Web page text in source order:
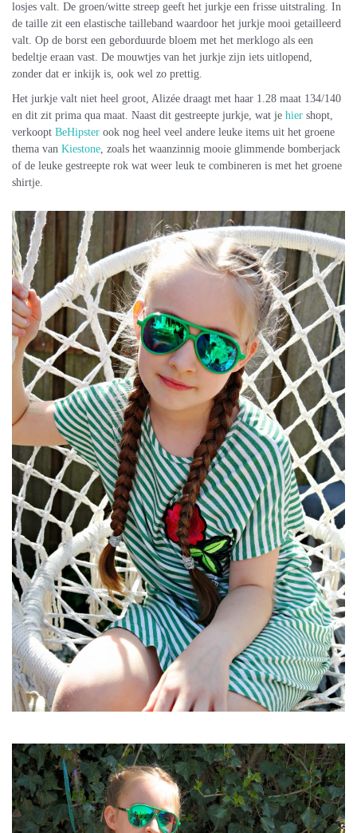
losjes valt. De groen/witte streep geeft het jurkje een frisse uitstraling. In
de taille zit een elastische tailleband waardoor het jurkje mooi getailleerd
valt. Op de borst een geborduurde bloem met het merklogo als een
bedeltje eraan vast. De mouwtjes van het jurkje zijn iets uitlopend,
zonder dat er inkijk is, ook wel zo prettig.
Het jurkje valt niet heel groot, Alizée draagt met haar 1.28 maat 134/140
en dit zit prima qua maat. Naast dit gestreepte jurkje, wat je hier shopt,
verkoopt BeHipster ook nog heel veel andere leuke items uit het groene
thema van Kiestone, zoals het waanzinnig mooie glimmende bomberjack
of de leuke gestreepte rok wat weer leuk te combineren is met het groene
shirtje.